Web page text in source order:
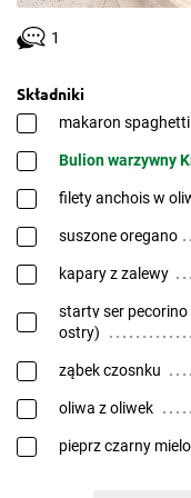
1
Składniki
makaron spaghetti
Bulion warzywny
filety anchois w
suszone oregano
kapary z zalewy
starty ser
ostry)
ząbek czosnku
oliwa z oliwek
pieprz czarny